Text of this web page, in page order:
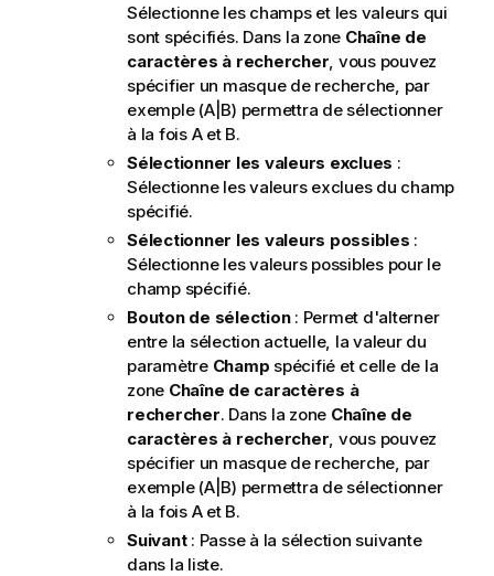
Sélectionne les champs et les valeurs qui
sont spécifiés. Dans la zone Chaîne de
caractères à rechercher , vous pouvez
spécifier un masque de recherche, par
exemple (A|B) permettra de sélectionner
à la fois A et B.
Sélectionner les valeurs exclues :
Sélectionne les valeurs exclues du champ
spécifié.
Sélectionner les valeurs possibles :
Sélectionne les valeurs possibles pour le
champ spécifié.
Bouton de sélection: Permet d'alterner
entre la sélection actuelle, la valeur du
paramètre Champ spécifié et celle de la
zone Chaîne de caractères à
rechercher. Dans la zone Chaîne de
caractères à rechercher , vous pouvez
spécifier un masque de recherche, par
exemple (A|B) permettra de sélectionner
à la fois A et B.
Suivant: Passe à la sélection suivante
dans la liste.